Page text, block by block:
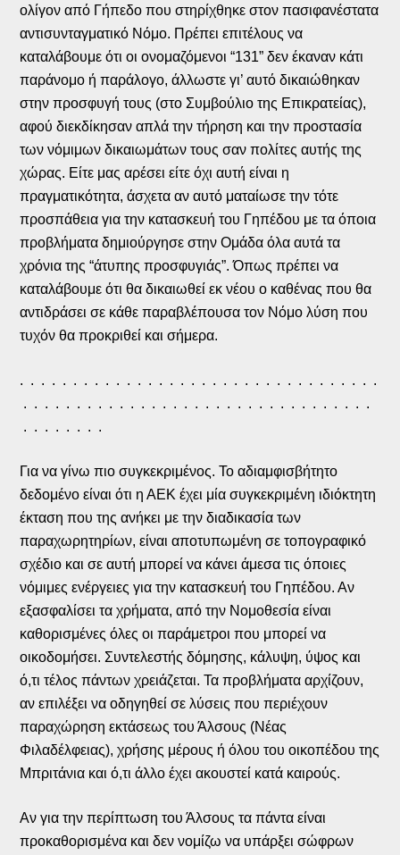
ολίγον από Γήπεδο που στηρίχθηκε στον πασιφανέστατα
αντισυνταγματικό Νόμο. Πρέπει επιτέλους να
καταλάβουμε ότι οι ονομαζόμενοι “131” δεν έκαναν κάτι
παράνομο ή παράλογο, άλλωστε γι’ αυτό δικαιώθηκαν
στην προσφυγή τους (στο Συμβούλιο της Επικρατείας),
αφού διεκδίκησαν απλά την τήρηση και την προστασία
των νόμιμων δικαιωμάτων τους σαν πολίτες αυτής της
χώρας. Είτε μας αρέσει είτε όχι αυτή είναι η
πραγματικότητα, άσχετα αν αυτό ματαίωσε την τότε
προσπάθεια για την κατασκευή του Γηπέδου με τα όποια
προβλήματα δημιούργησε στην Ομάδα όλα αυτά τα
χρόνια της “άτυπης προσφυγιάς”. Όπως πρέπει να
καταλάβουμε ότι θα δικαιωθεί εκ νέου ο καθένας που θα
αντιδράσει σε κάθε παραβλέπουσα τον Νόμο λύση που
τυχόν θα προκριθεί και σήμερα.
. . . . . . . . . . . . . . . . . . . . . . . . . . . . . . . . . .
. . . . . . . . . . . . . . . . . . . . . . . . . . . . . . . . .
. . . . . . . .
Για να γίνω πιο συγκεκριμένος. Το αδιαμφισβήτητο
δεδομένο είναι ότι η ΑΕΚ έχει μία συγκεκριμένη ιδιόκτητη
έκταση που της ανήκει με την διαδικασία των
παραχωρητηρίων, είναι αποτυπωμένη σε τοπογραφικό
σχέδιο και σε αυτή μπορεί να κάνει άμεσα τις όποιες
νόμιμες ενέργειες για την κατασκευή του Γηπέδου. Αν
εξασφαλίσει τα χρήματα, από την Νομοθεσία είναι
καθορισμένες όλες οι παράμετροι που μπορεί να
οικοδομήσει. Συντελεστής δόμησης, κάλυψη, ύψος και
ό,τι τέλος πάντων χρειάζεται. Τα προβλήματα αρχίζουν,
αν επιλέξει να οδηγηθεί σε λύσεις που περιέχουν
παραχώρηση εκτάσεως του Άλσους (Νέας
Φιλαδέλφειας), χρήσης μέρους ή όλου του οικοπέδου της
Μπριτάνια και ό,τι άλλο έχει ακουστεί κατά καιρούς.
Αν για την περίπτωση του Άλσους τα πάντα είναι
προκαθορισμένα και δεν νομίζω να υπάρξει σώφρων